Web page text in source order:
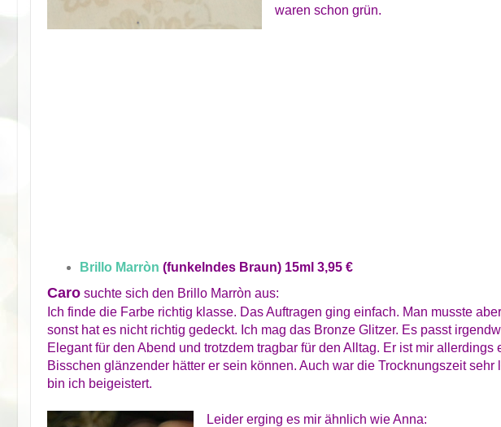
waren schon grün.
Brillo Marròn (funkelndes Braun) 15ml 3,95 €
Caro suchte sich den Brillo Marròn aus:
Ich finde die Farbe richtig klasse. Das Auftragen ging einfach. Man musste
sonst hat es nicht richtig gedeckt. Ich mag das Bronze Glitzer. Es passt
Elegant für den Abend und trotzdem tragbar für den Alltag. Er ist mir allerdings
Bisschen glänzender hätter er sein können. Auch war die Trocknungszeit sehr
bin ich beigeistert.
Leider erging es mir ähnlich wie Anna: